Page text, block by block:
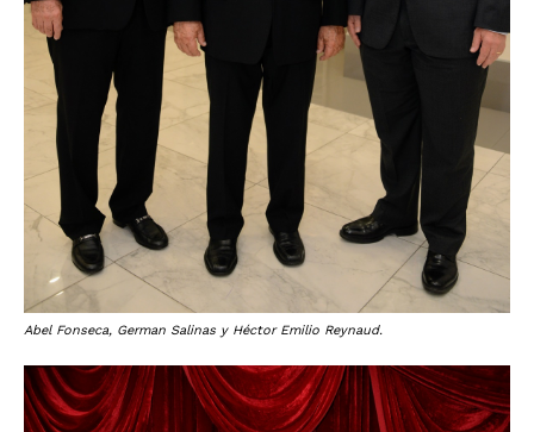
Abel Fonseca, German Salinas y Héctor Emilio Reynaud.